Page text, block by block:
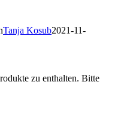
Tanja Kosub2021-11-
zu enthalten. Bitte